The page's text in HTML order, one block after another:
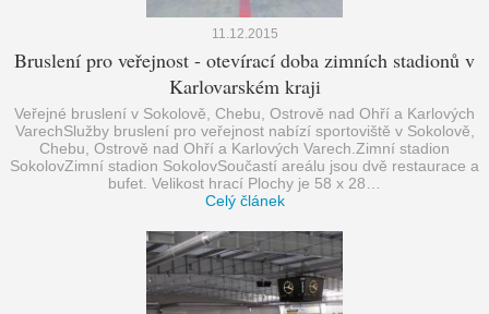
11.12.2015
Bruslení pro veřejnost - otevírací doba zimních stadionů v
Karlovarském kraji
Veřejné bruslení v Sokolově, Chebu, Ostrově nad Ohří a Karlových
VarechSlužby bruslení pro veřejnost nabízí sportoviště v Sokolově,
Chebu, Ostrově nad Ohří a Karlových Varech.Zimní stadion
SokolovZimní stadion SokolovSoučastí areálu jsou dvě restaurace a
bufet. Velikost hrací Plochy je 58 x 28…
Celý článek